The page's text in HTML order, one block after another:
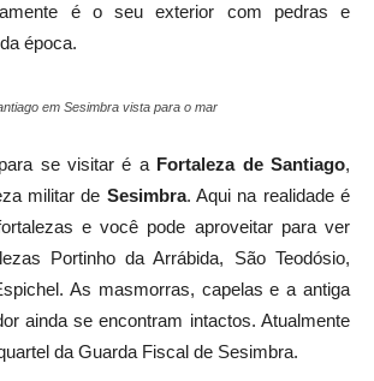
é o seu exterior com pedras e
época.
em Sesimbra vista para o mar
se visitar é a Fortaleza de Santiago,
militar de Sesimbra. Aqui na realidade é
e você pode aproveitar para ver
Portinho da Arrábida, São Teodósio,
As masmorras, capelas e a antiga
ainda se encontram intactos. Atualmente
da Guarda Fiscal de Sesimbra.